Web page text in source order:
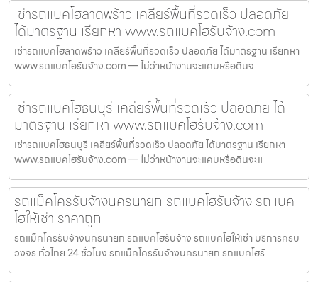
เช่ารถแบคโฮลาดพร้าว เคลียร์พื้นที่รวดเร็ว ปลอดภัย
ได้มาตรฐาน เรียกหา www.รถแบคโฮรับจ้าง.com
เช่ารถแบคโฮลาดพร้าว เคลียร์พื้นที่รวดเร็ว ปลอดภัย ได้มาตรฐาน เรียกหา
www.รถแบคโฮรับจ้าง.com — ไม่ว่าหน้างานจะแคบหรือดินจ
เช่ารถแบคโฮธนบุรี เคลียร์พื้นที่รวดเร็ว ปลอดภัย ได้
มาตรฐาน เรียกหา www.รถแบคโฮรับจ้าง.com
เช่ารถแบคโฮธนบุรี เคลียร์พื้นที่รวดเร็ว ปลอดภัย ได้มาตรฐาน เรียกหา
www.รถแบคโฮรับจ้าง.com — ไม่ว่าหน้างานจะแคบหรือดินจะแ
รถแม็คโครรับจ้างนครนายก รถแบคโฮรับจ้าง รถแบค
โฮให้เช่า ราคาถูก
รถแม็คโครรับจ้างนครนายก รถแบคโฮรับจ้าง รถแบคโฮให้เช่า บริการครบ
วงจร ทั่วไทย 24 ชั่วโมง รถแม็คโครรับจ้างนครนายก รถแบคโฮรั